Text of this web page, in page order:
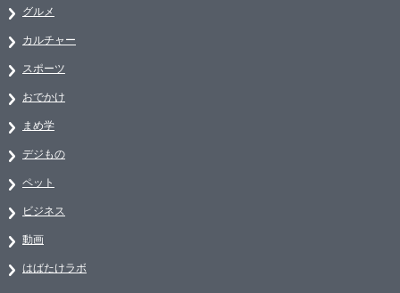
グルメ
カルチャー
スポーツ
おでかけ
まめ学
デジもの
ペット
ビジネス
動画
はばたけラボ